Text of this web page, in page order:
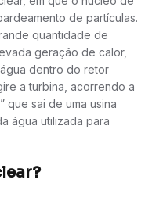
de partículas.
quantidade de
geração de calor,
dentro do retor
a turbina, acorrendo a
que sai de uma usina
água utilizada para